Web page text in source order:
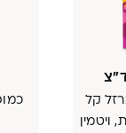
קל
ויטמין